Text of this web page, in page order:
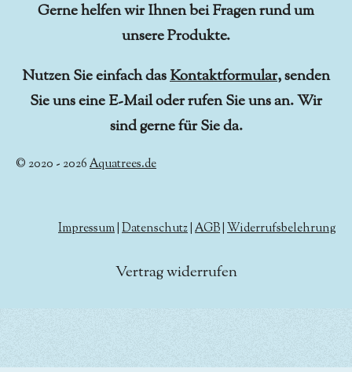
Gerne helfen wir Ihnen bei Fragen rund um
unsere Produkte.
Nutzen Sie einfach dasKontaktformular, senden
Sie uns eine E-Mail oder rufen Sie uns an. Wir
sind gerne für Sie da.
© 2020 - 2026Aquatrees.de
Impressum Datenschutz AGB Widerrufsbelehrung
Vertrag widerrufen